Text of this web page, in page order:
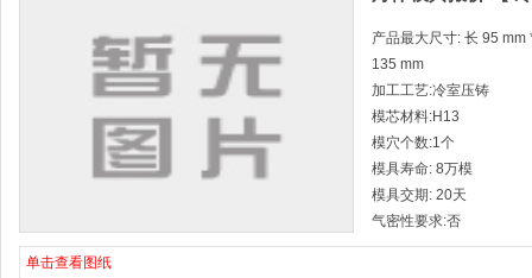
产品最大尺寸: 长 95 mm
135 mm
加工工艺:冷室压铸
模芯材料:H13
模穴个数:1个
模具寿命: 8万模
模具交期: 20天
气密性要求:否
单击查看图纸